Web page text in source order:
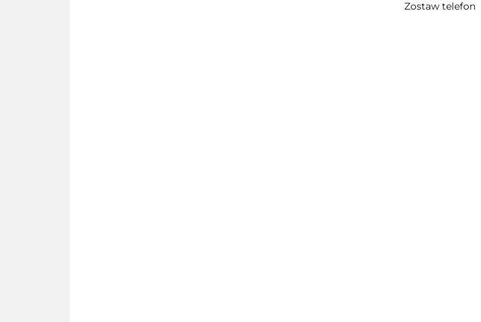
Zostaw telefon